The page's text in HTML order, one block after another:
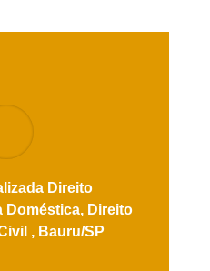
Direito
Doméstica, Direito
, Bauru/SP